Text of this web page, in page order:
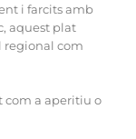
i farcits amb
aquest plat
regional com
com a aperitiu o